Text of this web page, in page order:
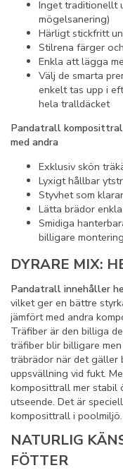
Inget traditionellt
mögelsanering)
Härligt stickfritt
Stilrena färger
Enkla att lägga
Välj de smarta
enkelt tas upp i
hela tralldäcket
Pandatrall
med andra
Exklusiv skön
Lyxigt hållbar
Styvhet som
Lätta brädor
Smidiga
billigare montering
DYRARE MIX:
Pandatrall innehåller
vilket ger en bättre
jämfört med andra
Träfiber är den billiga
träfiber blir billigare
träbrädor när det gäller
uppsvällning vid fukt.
komposittrall mer stabil
utseende. Det är
komposittrall i poolmiljö.
NATURLIG
FÖTTER